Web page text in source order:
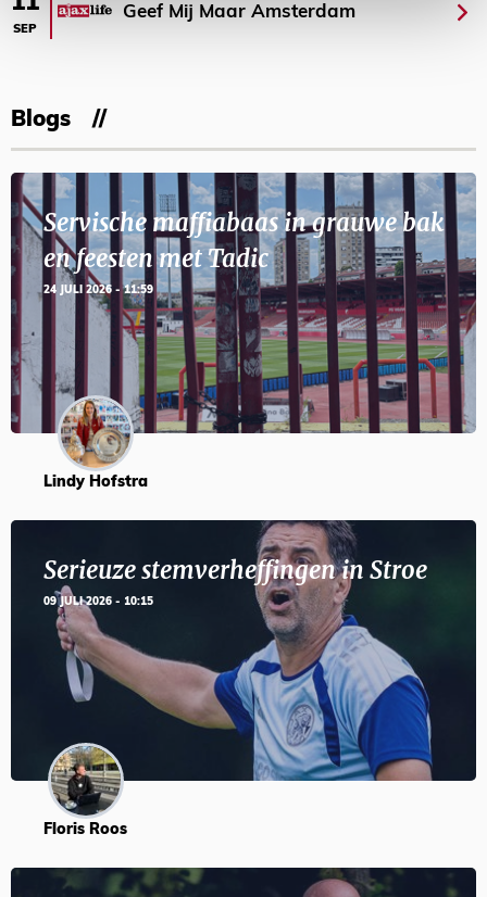
SEP
Geef Mij Maar Amsterdam
Blogs
Servische maffiabaas in grauwe bak
en feesten met Tadic
24 JULI 2026 - 11:59
Lindy Hofstra
Serieuze stemverheffingen in Stroe
09 JULI 2026 - 10:15
Floris Roos